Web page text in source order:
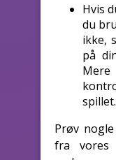
Hvis
du
ikke,
på
spillet.
Prøv
fra vores